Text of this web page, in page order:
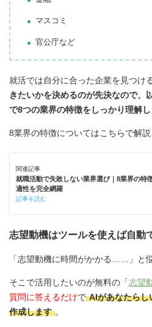
マスコミ
官公庁など
就活では自分に合った企業を見つけ
きたいかを決めるのが先決なので、
で8つの業界の特徴をしっかり理解し
8業界の特徴についてはこちらで解説
関連記事
就職活動で失敗しない業界選び｜8業界の特
適性を完全網羅
記事を読む
志望動機はツールを使えば自動
「志望動機に時間がかかる……」と
そこで活用したいのが無料の「志望
質問に答えるだけで AIがあなたらし
作成します 。